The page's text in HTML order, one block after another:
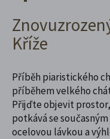
Kříže
Příběh piaristického
příběhem velkého
Přijďte objevit
potkává se
ocelovou lávkou a